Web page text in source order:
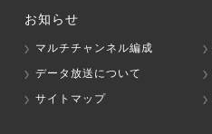
お知らせ
マルチチャンネル編成
データ放送について
サイトマップ